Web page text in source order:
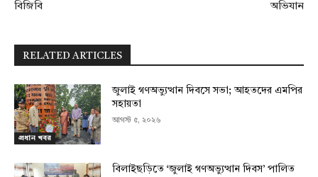
বিজিবি
অভিযান
RELATED ARTICLES
প্রধান খবর
জুলাই গণঅভ্যুত্থান দিবসে সভা; আহতদের এমপির
সহায়তা
আগস্ট ৫, ২০২৬
বিলাইছড়িতে ‘জুলাই গণঅভ্যুত্থান দিবস’ পালিত